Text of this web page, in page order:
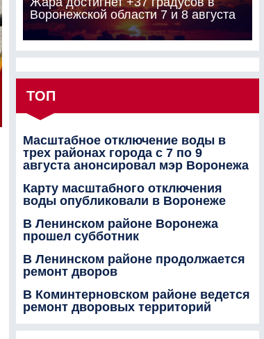
Воронежской области 7 и 8 августа
ТОП
Масштабное отключение воды в
трех районах города с 7 по 9
августа анонсировал мэр Воронежа
Карту масштабного отключения
воды опубликовали в Воронеже
В Ленинском районе Воронежа
прошел субботник
В Ленинском районе продолжается
ремонт дворов
В Коминтерновском районе ведется
ремонт дворовых территорий